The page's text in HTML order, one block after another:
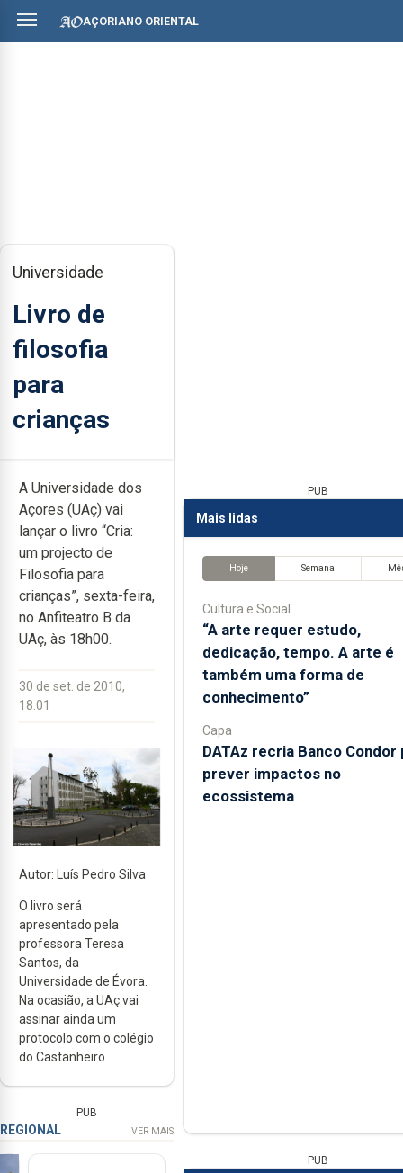
AÇORIANO ORIENTAL
Universidade
Livro de
filosofia
para
crianças
A Universidade dos
Açores (UAç) vai
lançar o livro “Cria:
um projecto de
Filosofia para
crianças”, sexta-feira,
no Anfiteatro B da
UAç, às 18h00.
30 de set. de 2010,
18:01
Autor: Luís Pedro Silva
O livro será
apresentado pela
professora Teresa
Santos, da
Universidade de Évora.
Na ocasião, a UAç vai
assinar ainda um
protocolo com o colégio
do Castanheiro.
PUB
REGIONAL VER MAIS
PUB
Mais lidas
Hoje Semana
Cultura e Social
“A arte requer estudo,
dedicação, tempo. A arte é
também uma forma de
conhecimento”
Capa
DATAz recria Banco Condor
prever impactos no
ecossistema
PUB